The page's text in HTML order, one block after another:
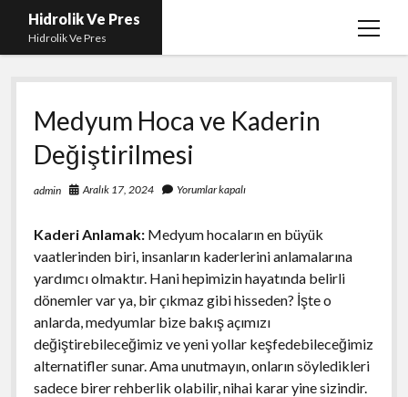
Hidrolik Ve Pres
Hidrolik Ve Pres
menüyü
Medyum Hoca ve Kaderin
Değiştirilmesi
admin Aralık 17, 2024 Yorumlar kapalı
Kaderi Anlamak:Medyum hocaların en büyük
vaatlerinden biri, insanların kaderlerini anlamalarına
yardımcı olmaktır. Hani hepimizin hayatında belirli
dönemler var ya, bir çıkmaz gibi hisseden? İşte o
anlarda, medyumlar bize bakış açımızı
değiştirebileceğimiz ve yeni yollar keşfedebileceğimiz
alternatifler sunar. Ama unutmayın, onların söyledikleri
sadece birer rehberlik olabilir, nihai karar yine sizindir.